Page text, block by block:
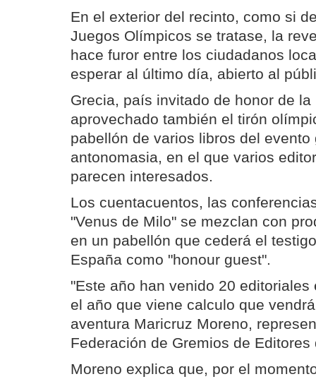
En el exterior del recinto, como si
Juegos Olímpicos se tratase, la
hace furor entre los ciudadanos
esperar al último día, abierto al
Grecia, país invitado de honor de la
aprovechado también el tirón
pabellón de varios libros del evento
antonomasia, en el que varios
parecen interesados.
Los cuentacuentos, las
"Venus de Milo" se mezclan con
en un pabellón que cederá el
España como "honour guest".
"Este año han venido 20
el año que viene calculo que
aventura Maricruz Moreno,
Federación de Gremios de Editores
Moreno explica que, por el